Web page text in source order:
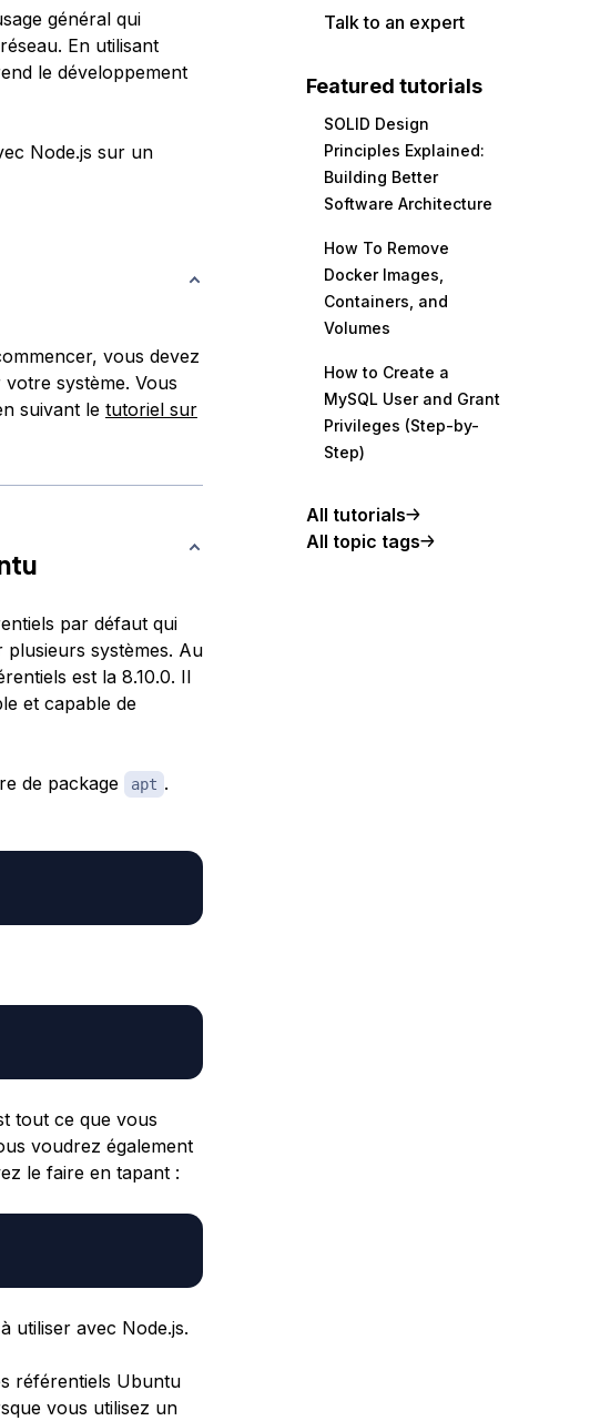
général qui
En utilisant
le développement
Node.js sur un
vous devez
système. Vous
suivant le tutoriel sur
par défaut qui
systèmes. Au
est la 8.10.0. Il
et capable de
de package apt .
tout ce que vous
voudrez également
le faire en tapant :
utiliser avec Node.js.
référentiels Ubuntu
vous utilisez un
Talk to an expert
Featured tutorials
SOLID Design
Principles Explained:
Building Better
Software Architecture
How To Remove
Docker Images,
Containers, and
Volumes
How to Create a
MySQL User and Grant
Privileges (Step-by-
Step)
All tutorials
All topic tags